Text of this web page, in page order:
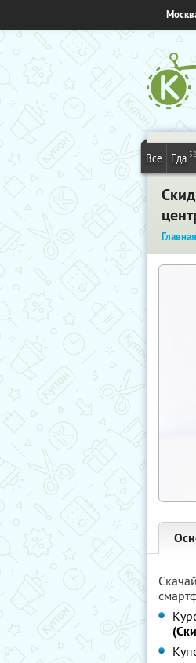
Все Еда 32
Главная